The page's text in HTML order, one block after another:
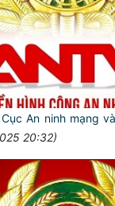
An ninh mạng
20:32)